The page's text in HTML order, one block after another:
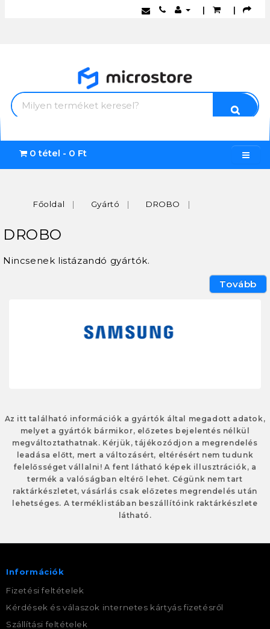
| |
0 tétel - 0 Ft
Főoldal Gyártó DROBO
DROBO
Nincsenek listázandó gyártók.
Tovább
Az itt található információk a gyártók által megadott adatok,
melyet a gyártók bármikor, előzetes bejelentés nélkül
megváltoztathatnak. Kérjük, tájékozódjon a megrendelés
leadása előtt, mert a változásért, eltérésért nem tudunk
felelősséget vállalni! A fent látható képek illusztrációk, a
termék a valóságban eltérő lehet. Cégünk nem tart
raktárkészletet, vásárlás csak előzetes megrendelés után
lehetséges. A terméklistában beszállítóink raktárkészlete
látható.
Információk
Fizetési feltételek
Kérdések és válaszok internetes kártyás fizetésről
Szállítási feltételek